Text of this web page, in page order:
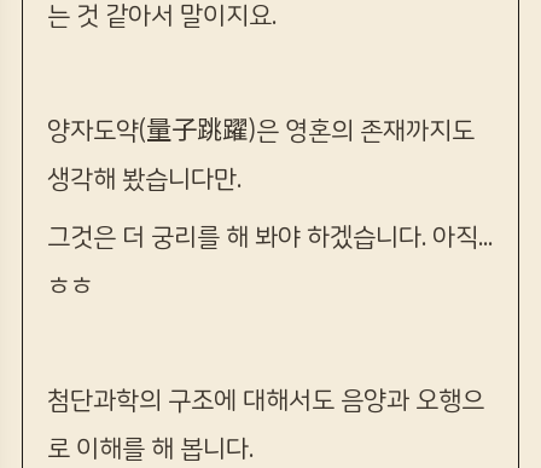
는 것 같아서 말이지요.
양자도약(量子跳躍)은 영혼의 존재까지도
생각해 봤습니다만.
그것은 더 궁리를 해 봐야 하겠습니다. 아직...
ㅎㅎ
첨단과학의 구조에 대해서도 음양과 오행으
로 이해를 해 봅니다.